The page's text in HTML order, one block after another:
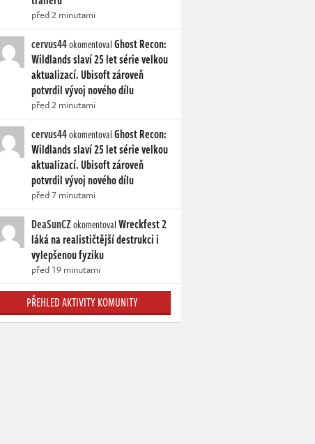
před 2 minutami
cervus44okomentovalGhost Recon:
Wildlands slaví 25 let série velkou
aktualizací. Ubisoft zároveň
potvrdil vývoj nového dílu
před 2 minutami
cervus44okomentovalGhost Recon:
Wildlands slaví 25 let série velkou
aktualizací. Ubisoft zároveň
potvrdil vývoj nového dílu
před 7 minutami
DeaSunCZokomentovalWreckfest 2
láká na realističtější destrukci i
vylepšenou fyziku
před 19 minutami
PŘEHLED AKTIVITY KOMUNITY